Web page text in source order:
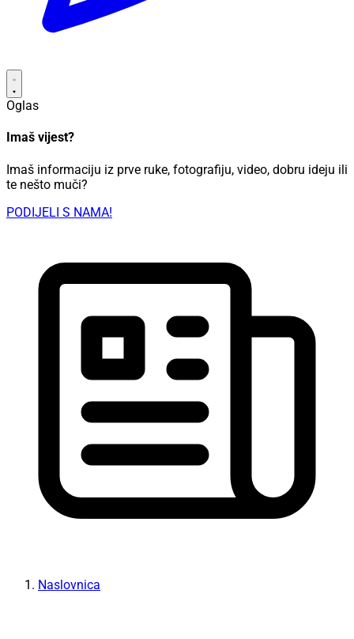
Oglas
Imaš vijest?
Imaš informaciju iz prve ruke, fotografiju, video, dobru ideju ili
te nešto muči?
PODIJELI S NAMA!
Naslovnica